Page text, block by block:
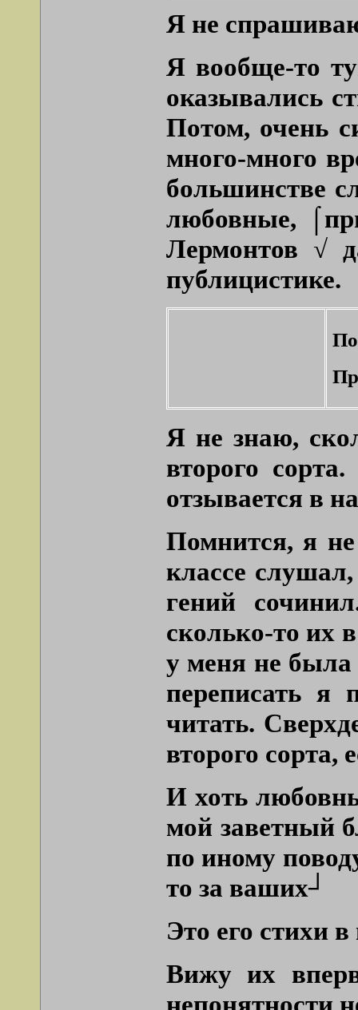
Я не
Я вообще-то
оказывались
Потом, очень
много-много
большинстве
любовные,
Лермонтов √
публицистике.
Я не знаю,
второго
отзывается в
Помнится, я
классе
гений
сколько-то их
у меня не была
переписать я
читать.
второго сорта,
И хоть
мой заветный
по иному
то за ваших┘
Это его стихи
Вижу их